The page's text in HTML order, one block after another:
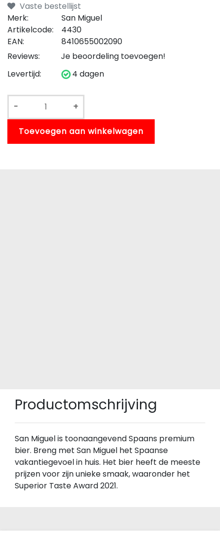
Vaste bestellijst
Merk:
San Miguel
Artikelcode:
4430
EAN:
8410655002090
Reviews:
Je beoordeling toevoegen!
Levertijd:
4 dagen
- +
Toevoegen aan winkelwagen
Productomschrijving
San Miguel is toonaangevend Spaans premium
bier. Breng met San Miguel het Spaanse
vakantiegevoel in huis. Het bier heeft de meeste
prijzen voor zijn unieke smaak, waaronder het
Superior Taste Award 2021.